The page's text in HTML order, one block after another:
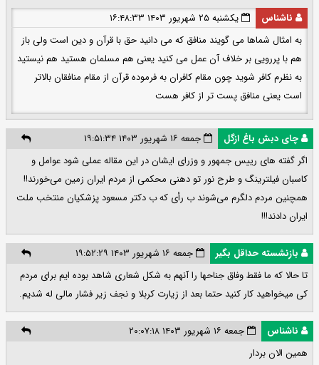
ناشناس
یکشنبه ۲۵ شهریور ۱۴۰۳ ۱۶:۴۸:۳۳
به امثال شماها می گویند منافق که می دانید حق با قرآن و دین است ولی باز
هم ‌با پررویی بر خلاف آن عمل می کنید یعنی هم ‌مسلمان هستید هم ‌نیستید
به نظرم کافر شوید چون مقام کافران به فرموده قرآن از مقام منافقان بالاتر
است یعنی منافق پست تر از کافر هست
چای دبش باغ ازگل
جمعه ۱۶ شهریور ۱۴۰۳ ۱۹:۵۱:۳۴
اگر گفته های رییس جمهور و وزرای ایشان در این مقاله عملی شود عوامل و
کاسبان فیلترینگ و طرح نور تو دهنی محکمی از مردم ایران زمین می‌خورند!!
همچنین مردم دلگرم می‌شوند ب رأی که ب دکتر مسعود پزشکیان منتخب ملت
ایران دادند!!!
بازنشسته حداقل بگیر
جمعه ۱۶ شهریور ۱۴۰۳ ۱۹:۵۲:۲۹
تا حالا که ما فقط وفاق جناحها را آنهم به شکل شعاری شاهد بوده ایم برای مردم
کی میخواهید کار کنید حتما بعد از زیارت کربلا و نجف زیر فشار مالی له شدیم.
ناشناس
جمعه ۱۶ شهریور ۱۴۰۳ ۲۰:۰۷:۱۸
همین الان بردار